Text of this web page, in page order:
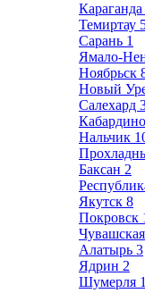
Караганда
Темиртау
Сарань 1
Ямало-
Ноябрьск
Новый
Салехард
Нальчик
Баксан 2
Якутск 8
Покровск
Алатырь 3
Ядрин 2
Шумерля 1